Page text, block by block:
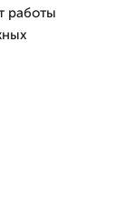
работы